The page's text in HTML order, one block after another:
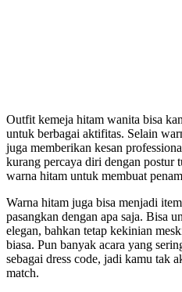
Outfit kemeja hitam wanita bisa
untuk berbagai aktifitas. Selain
juga memberikan kesan
kurang percaya diri dengan postur
warna hitam untuk membuat
Warna hitam juga bisa menjadi
pasangkan dengan apa saja. Bisa
elegan, bahkan tetap kekinian
biasa. Pun banyak acara yang
sebagai dress code, jadi kamu tak
match.